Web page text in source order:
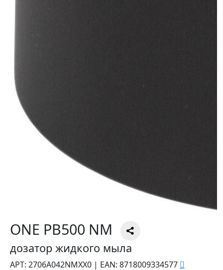
ONE PB500 NM
дозатор жидкого мыла
АРТ: 2706A042NMXX0 | EAN: 8718009334577